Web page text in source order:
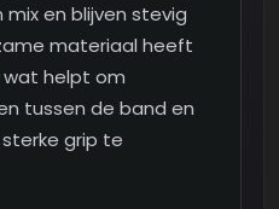
en blijven stevig
materiaal heeft
helpt om
tussen de band en
grip te